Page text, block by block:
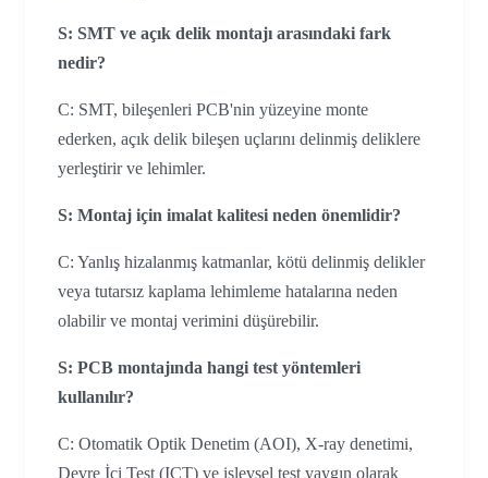
S: SMT ve açık delik montajı arasındaki fark
nedir?
C: SMT, bileşenleri PCB'nin yüzeyine monte
ederken, açık delik bileşen uçlarını delinmiş deliklere
yerleştirir ve lehimler.
S: Montaj için imalat kalitesi neden önemlidir?
C: Yanlış hizalanmış katmanlar, kötü delinmiş delikler
veya tutarsız kaplama lehimleme hatalarına neden
olabilir ve montaj verimini düşürebilir.
S: PCB montajında hangi test yöntemleri
kullanılır?
C: Otomatik Optik Denetim (AOI), X-ray denetimi,
Devre İçi Test (ICT) ve işlevsel test yaygın olarak